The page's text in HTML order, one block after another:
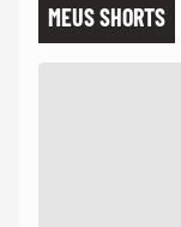
MEUS SHORTS